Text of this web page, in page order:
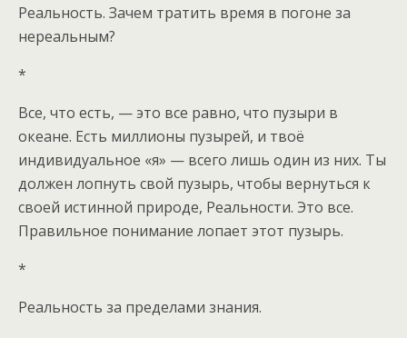
Реальность. Зачем тратить время в погоне за
нереальным?
*
Все, что есть, — это все равно, что пузыри в
океане. Есть миллионы пузырей, и твоё
индивидуальное «я» — всего лишь один из них. Ты
должен лопнуть свой пузырь, чтобы вернуться к
своей истинной природе, Реальности. Это все.
Правильное понимание лопает этот пузырь.
*
Реальность за пределами знания.